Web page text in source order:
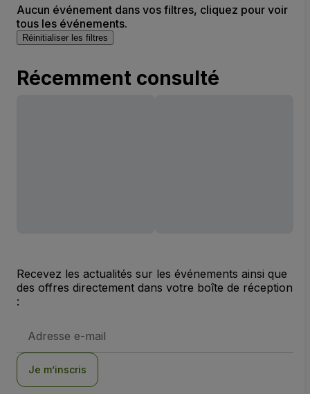
Aucun événement dans vos filtres, cliquez pour voir
tous les événements.
Réinitialiser les filtres
Récemment consulté
Recevez les actualités sur les événements ainsi que
des offres directement dans votre boîte de réception
:
e-
Je m’inscris